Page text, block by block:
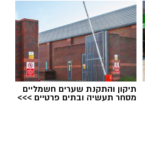
תיקון והתקנת שערים חשמליים
מסחר תעשיה ובתים פרטיים >>>